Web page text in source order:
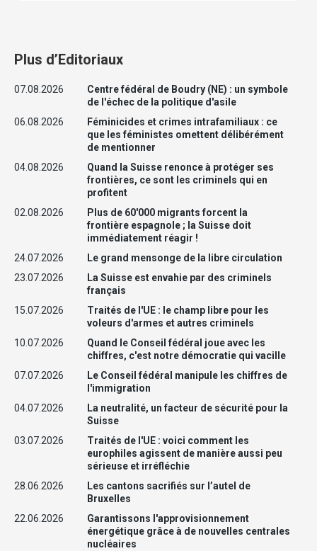
Plus d’Editoriaux
07.08.2026
Centre fédéral de Boudry (NE) : un symbole
de l'échec de la politique d'asile
06.08.2026
Féminicides et crimes intrafamiliaux : ce
que les féministes omettent délibérément
de mentionner
04.08.2026
Quand la Suisse renonce à protéger ses
frontières, ce sont les criminels qui en
profitent
02.08.2026
Plus de 60'000 migrants forcent la
frontière espagnole ; la Suisse doit
immédiatement réagir !
24.07.2026
Le grand mensonge de la libre circulation
23.07.2026
La Suisse est envahie par des criminels
français
15.07.2026
Traités de l'UE : le champ libre pour les
voleurs d'armes et autres criminels
10.07.2026
Quand le Conseil fédéral joue avec les
chiffres, c'est notre démocratie qui vacille
07.07.2026
Le Conseil fédéral manipule les chiffres de
l'immigration
04.07.2026
La neutralité, un facteur de sécurité pour la
Suisse
03.07.2026
Traités de l'UE : voici comment les
europhiles agissent de manière aussi peu
sérieuse et irréfléchie
28.06.2026
Les cantons sacrifiés sur l’autel de
Bruxelles
22.06.2026
Garantissons l'approvisionnement
énergétique grâce à de nouvelles centrales
nucléaires